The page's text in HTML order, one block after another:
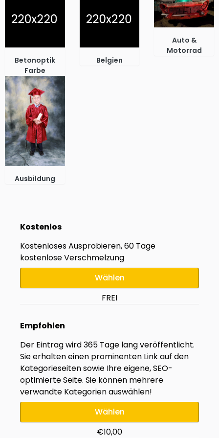
Betonoptik
Farbe
Belgien
Auto &
Motorrad
Ausbildung
Kostenlos
Kostenloses Ausprobieren, 60 Tage
kostenlose Verschmelzung
Wählen
FREI
Empfohlen
Der Eintrag wird 365 Tage lang veröffentlicht.
Sie erhalten einen prominenten Link auf den
Kategorieseiten sowie Ihre eigene, SEO-
optimierte Seite. Sie können mehrere
verwandte Kategorien auswählen!
Wählen
€10,00